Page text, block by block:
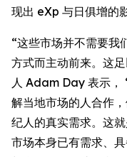
现出 eXp 与日俱增的
“这些市场并不需要我
方式而主动前来。这
人 Adam Day 表示，
解当地市场的人合作
纪人的真实需求。这
市场本身已有需求、